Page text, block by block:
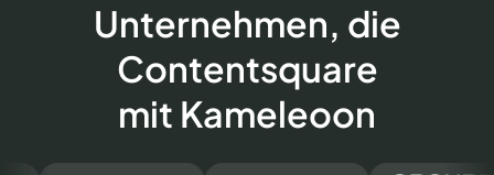
Unternehmen, die
Contentsquare
mit Kameleoon